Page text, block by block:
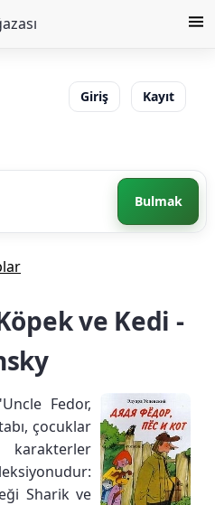
Giriş Kayıt
Bulmak
ve Kedi -
Fedor,
çocuklar
Sharik ve